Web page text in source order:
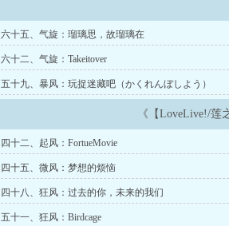
六十五、气旋：瑠璃思，故瑠璃在
六十二、气旋：Takeitover
五十九、暴风：玩捉迷藏吧（かくれんぼしよう）
《【LoveLive!/
四十二、起风：FortueMovie
四十五、微风：梦想的烦恼
四十八、狂风：过去的你，未来的我们
五十一、狂风：Birdcage